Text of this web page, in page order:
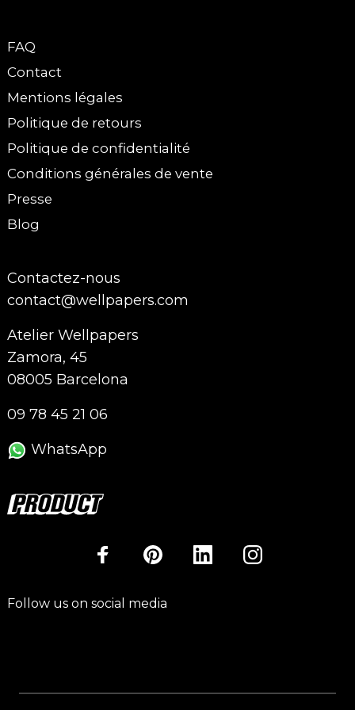
FAQ
Contact
Mentions légales
Politique de retours
Politique de confidentialité
Conditions générales de vente
Presse
Blog
Contactez-nous
contact@wellpapers.com
Atelier Wellpapers
Zamora, 45
08005 Barcelona
09 78 45 21 06
WhatsApp
Follow us on social media